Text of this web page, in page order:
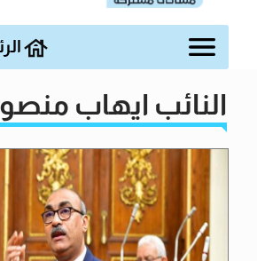
النائب ايهاب